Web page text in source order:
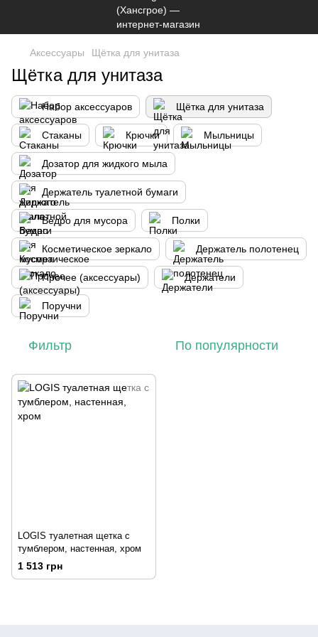
Аксессуары Щётка для унитаза
Щётка для унитаза
Набор аксессуаров Щётка для унитаза
Стаканы Крючки Мыльницы
Дозатор для жидкого мыла
Держатель туалетной бумаги
Ведро для мусора Полки
Косметическое зеркало Держатель полотенец
Прочее (аксессуары) Держатели
Поручни
Фильтр По популярности
LOGIS туалетная щетка с
тумблером, настенная, хром
1 513 грн